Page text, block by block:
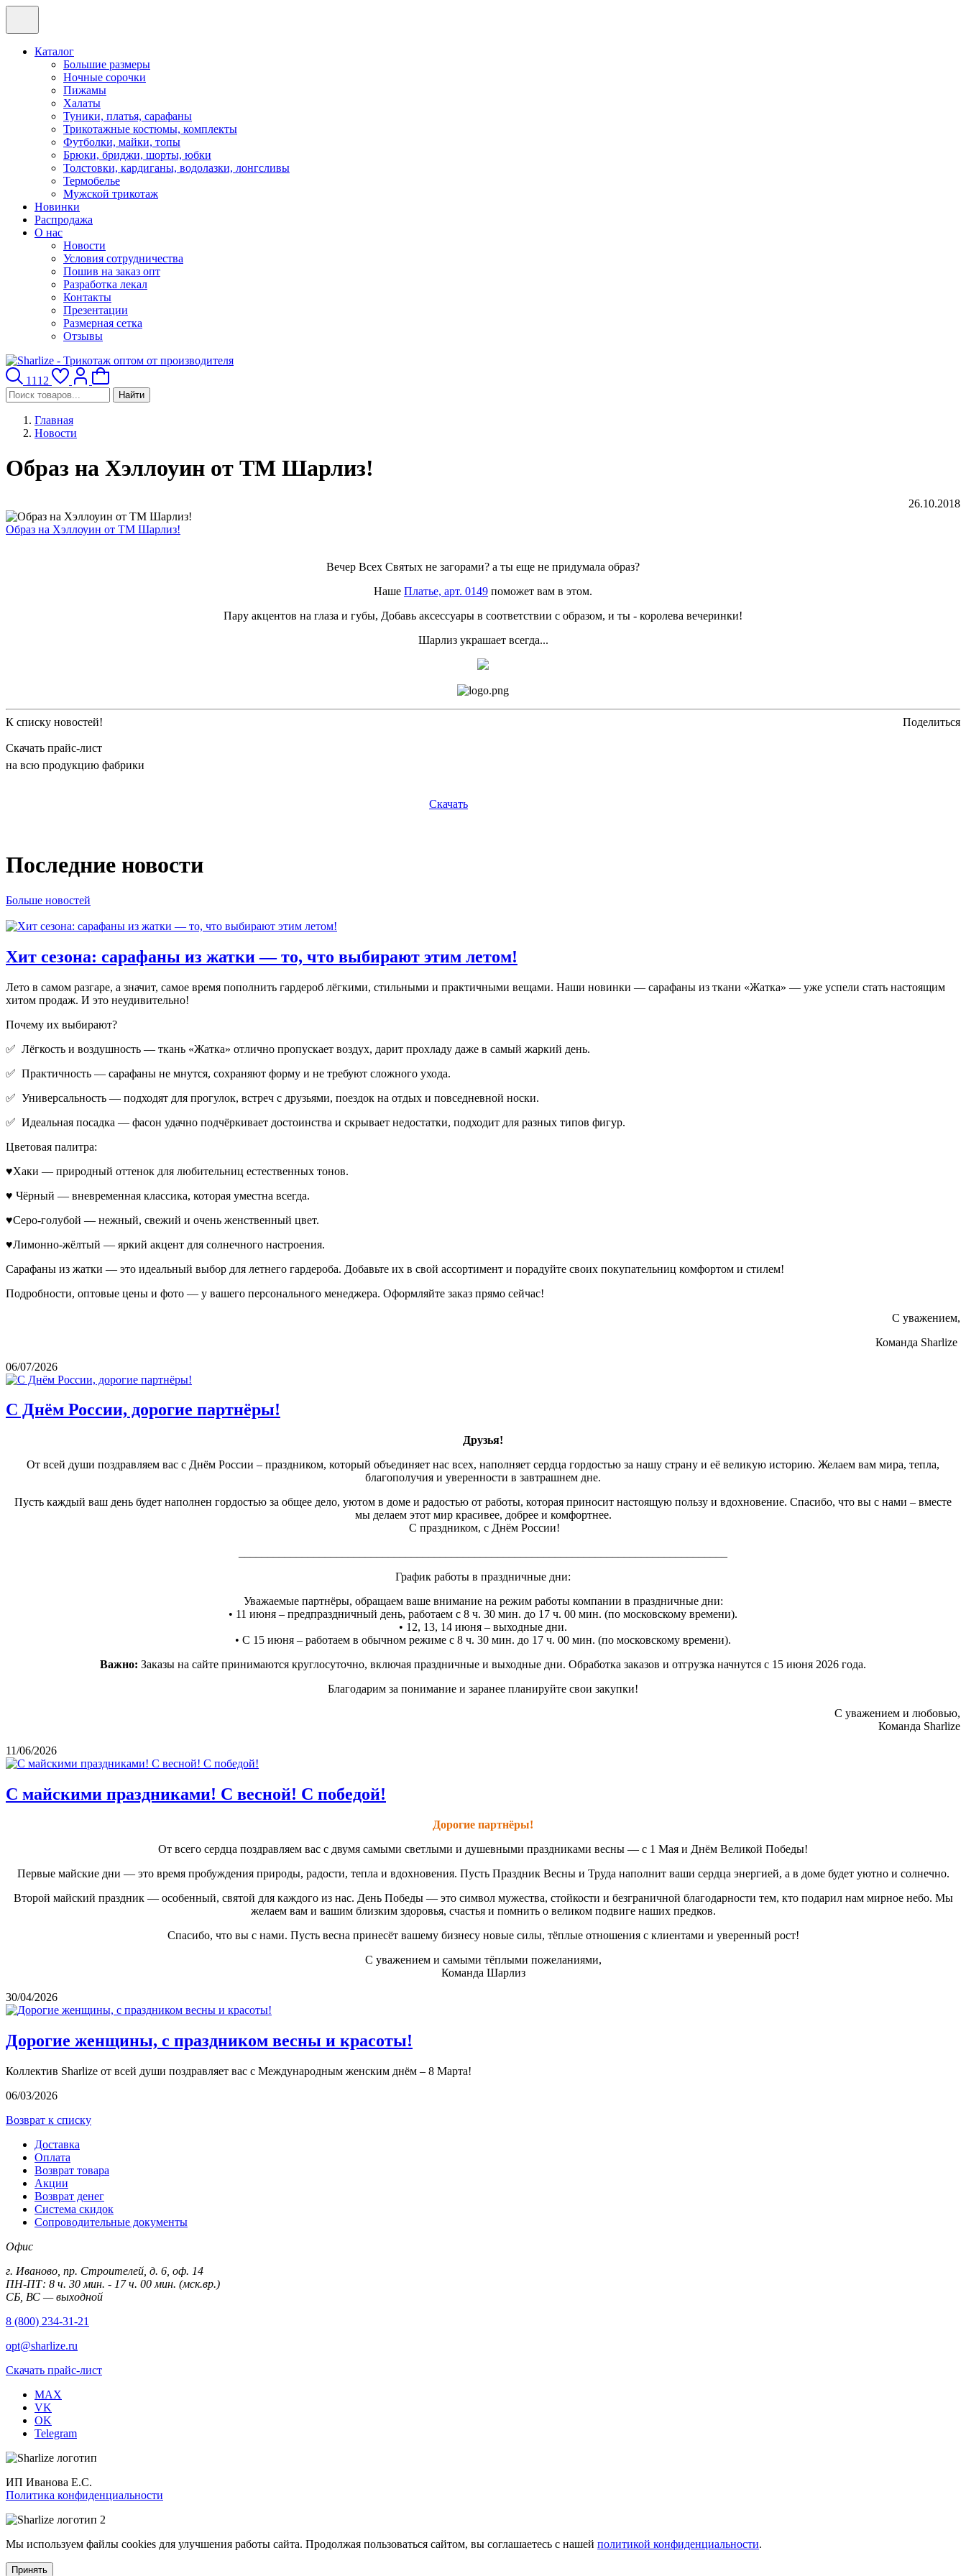
Каталог
Большие размеры
Ночные сорочки
Пижамы
Халаты
Туники, платья, сарафаны
Трикотажные костюмы, комплекты
Футболки, майки, топы
Брюки, бриджи, шорты, юбки
Толстовки, кардиганы, водолазки, лонгсливы
Термобелье
Мужской трикотаж
Новинки
Распродажа
О нас
Новости
Условия сотрудничества
Пошив на заказ опт
Разработка лекал
Контакты
Презентации
Размерная сетка
Отзывы
1112
Найти
Главная
Новости
Образ на Хэллоуин от ТМ Шарлиз!
26.10.2018
Образ на Хэллоуин от ТМ Шарлиз!
Вечер Всех Святых не загорами? а ты еще не придумала образ?
Наше Платье, арт. 0149 поможет вам в этом.
Пару акцентов на глаза и губы, Добавь аксессуары в соответствии с образом, и ты - королева вечеринки!
Шарлиз украшает всегда...
К списку новостей! Поделиться
Скачать прайс-лист
на всю продукцию фабрики
Скачать
Последние новости
Больше новостей
Хит сезона: сарафаны из жатки — то, что выбирают этим летом!
Лето в самом разгаре, а значит, самое время пополнить гардероб лёгкими, стильными и практичными вещами. Наши новинки — сарафаны из ткани «Жатка» — уже успели стать настоящим
хитом продаж. И это неудивительно!
Почему их выбирают?
✅ Лёгкость и воздушность — ткань «Жатка» отлично пропускает воздух, дарит прохладу даже в самый жаркий день.
✅ Практичность — сарафаны не мнутся, сохраняют форму и не требуют сложного ухода.
✅ Универсальность — подходят для прогулок, встреч с друзьями, поездок на отдых и повседневной носки.
✅ Идеальная посадка — фасон удачно подчёркивает достоинства и скрывает недостатки, подходит для разных типов фигур.
Цветовая палитра:
♥Хаки — природный оттенок для любительниц естественных тонов.
♥ Чёрный — вневременная классика, которая уместна всегда.
♥Серо-голубой — нежный, свежий и очень женственный цвет.
♥Лимонно-жёлтый — яркий акцент для солнечного настроения.
Сарафаны из жатки — это идеальный выбор для летнего гардероба. Добавьте их в свой ассортимент и порадуйте своих покупательниц комфортом и стилем!
Подробности, оптовые цены и фото — у вашего персонального менеджера. Оформляйте заказ прямо сейчас!
С уважением,
Команда Sharlize
06/07/2026
С Днём России, дорогие партнёры!
Друзья!
От всей души поздравляем вас с Днём России – праздником, который объединяет нас всех, наполняет сердца гордостью за нашу страну и её великую историю. Желаем вам мира, тепла,
благополучия и уверенности в завтрашнем дне.
Пусть каждый ваш день будет наполнен гордостью за общее дело, уютом в доме и радостью от работы, которая приносит настоящую пользу и вдохновение. Спасибо, что вы с нами – вместе
мы делаем этот мир красивее, добрее и комфортнее.
С праздником, с Днём России!
График работы в праздничные дни:
Уважаемые партнёры, обращаем ваше внимание на режим работы компании в праздничные дни:
• 11 июня – предпраздничный день, работаем с 8 ч. 30 мин. до 17 ч. 00 мин. (по московскому времени).
• 12, 13, 14 июня – выходные дни.
• С 15 июня – работаем в обычном режиме с 8 ч. 30 мин. до 17 ч. 00 мин. (по московскому времени).
Важно: Заказы на сайте принимаются круглосуточно, включая праздничные и выходные дни. Обработка заказов и отгрузка начнутся с 15 июня 2026 года.
Благодарим за понимание и заранее планируйте свои закупки!
С уважением и любовью,
Команда Sharlize
11/06/2026
С майскими праздниками! С весной! С победой!
Дорогие партнёры!
От всего сердца поздравляем вас с двумя самыми светлыми и душевными праздниками весны — с 1 Мая и Днём Великой Победы!
Первые майские дни — это время пробуждения природы, радости, тепла и вдохновения. Пусть Праздник Весны и Труда наполнит ваши сердца энергией, а в доме будет уютно и солнечно.
Второй майский праздник — особенный, святой для каждого из нас. День Победы — это символ мужества, стойкости и безграничной благодарности тем, кто подарил нам мирное небо. Мы
желаем вам и вашим близким здоровья, счастья и помнить о великом подвиге наших предков.
Спасибо, что вы с нами. Пусть весна принесёт вашему бизнесу новые силы, тёплые отношения с клиентами и уверенный рост!
С уважением и самыми тёплыми пожеланиями,
Команда Шарлиз
30/04/2026
Дорогие женщины, с праздником весны и красоты!
Коллектив Sharlize от всей души поздравляет вас с Международным женским днём – 8 Марта!
06/03/2026
Возврат к списку
Доставка
Оплата
Возврат товара
Акции
Возврат денег
Система скидок
Сопроводительные документы
Офис
г. Иваново, пр. Строителей, д. 6, оф. 14
ПН-ПТ: 8 ч. 30 мин. - 17 ч. 00 мин. (мск.вр.)
СБ, ВС — выходной
8 (800) 234-31-21
opt@sharlize.ru
Скачать прайс-лист
MAX
VK
OK
Telegram
ИП Иванова Е.С.
Политика конфиденциальности
Мы используем файлы cookies для улучшения работы сайта. Продолжая пользоваться сайтом, вы соглашаетесь с нашей политикой конфиденциальности.
Принять